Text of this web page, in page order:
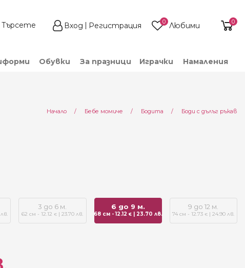
Вход Регистрация Любими
0 0
Обувки За празници Играчки Намаления
Начало Бебе момиче Бодита Боди с дълъг ръкав
3 до 6 м.
62 см - 12.12 € | 23.70 лв.
6 до 9 м.
68 см - 12.12 €| 23.70 лв.
9 до 12 м.
74 см - 12.73 € | 24.90 лв.